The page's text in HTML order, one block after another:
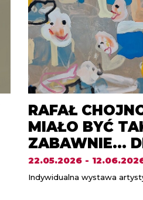
RAFAŁ
MIAŁO BYĆ
ZABAWNIE…
22.05.2026 -
Indywidualna wystawa